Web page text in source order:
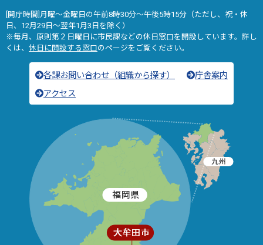
[開庁時間]月曜～金曜日の午前8時30分～午後5時15分（ただし、祝・休
日、12月29日～翌年1月3日を除く）
※毎月、原則第２日曜日に市民課などの休日窓口を開設しています。詳し
くは、 休日に開設する窓口のページをご覧ください。
各課お問い合わせ（組織から探す）
庁舎案内
アクセス